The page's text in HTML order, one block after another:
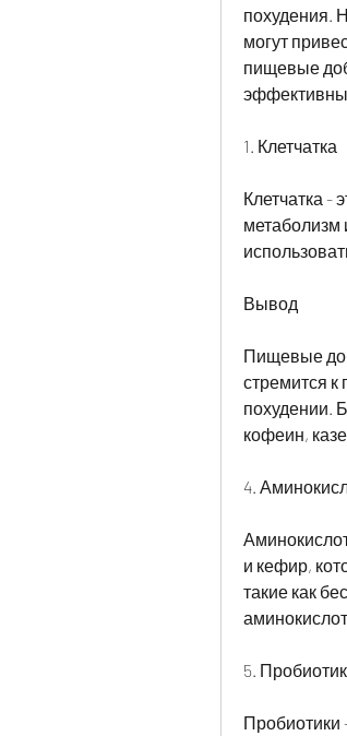
похудения.
могут
пищевые
1. Клетчатка
Клетчатка -
метаболизм
Вывод
Пищевые
стремится
похудении.
кофеин,
4.
и кефир,
такие как
5.
Пробиотики